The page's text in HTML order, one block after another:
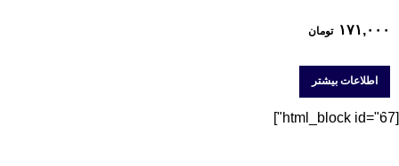
۱۷۱,۰۰۰ تومان
اطلاعات بیشتر
[html_block id="67"]